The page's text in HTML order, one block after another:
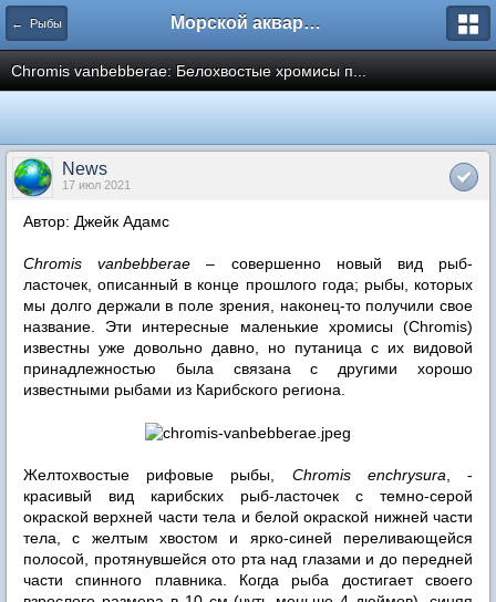
← Рыбы Морской аквариум. Форумы ReefCentral.ru
Chromis vanbebberae: Белохвостые хромисы п...
News
17 июл 2021
Автор: Джейк Адамс
Chromis vanbebberae
– совершенно новый вид рыб-
ласточек, описанный в конце прошлого года; рыбы, которых
мы долго держали в поле зрения, наконец-то получили свое
название. Эти интересные маленькие хромисы (Chromis)
известны уже довольно давно, но путаница с их видовой
принадлежностью была связана с другими хорошо
известными рыбами из Карибского региона.
Желтохвостые рифовые рыбы, Chromis enchrysura , -
красивый вид карибских рыб-ласточек с темно-серой
окраской верхней части тела и белой окраской нижней части
тела, с желтым хвостом и ярко-синей переливающейся
полосой, протянувшейся ото рта над глазами и до передней
части спинного плавника. Когда рыба достигает своего